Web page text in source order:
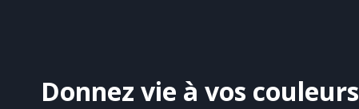
Donnez vie à vos couleurs